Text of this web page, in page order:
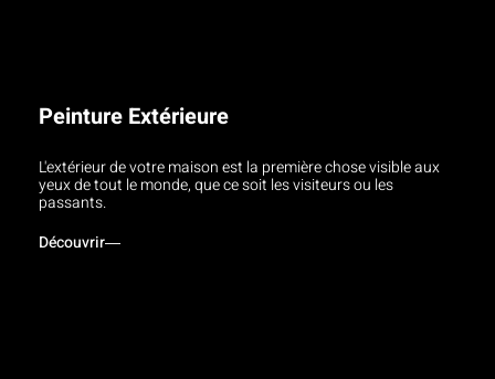
Peinture Extérieure
L'extérieur de votre maison est la première chose visible aux
yeux de tout le monde, que ce soit les visiteurs ou les
passants.
Découvrir